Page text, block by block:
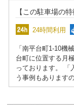
【この駐車場の特
24時間利用
「南平台町1-10機
台町に位置する月
っております。 「
う事例もあります